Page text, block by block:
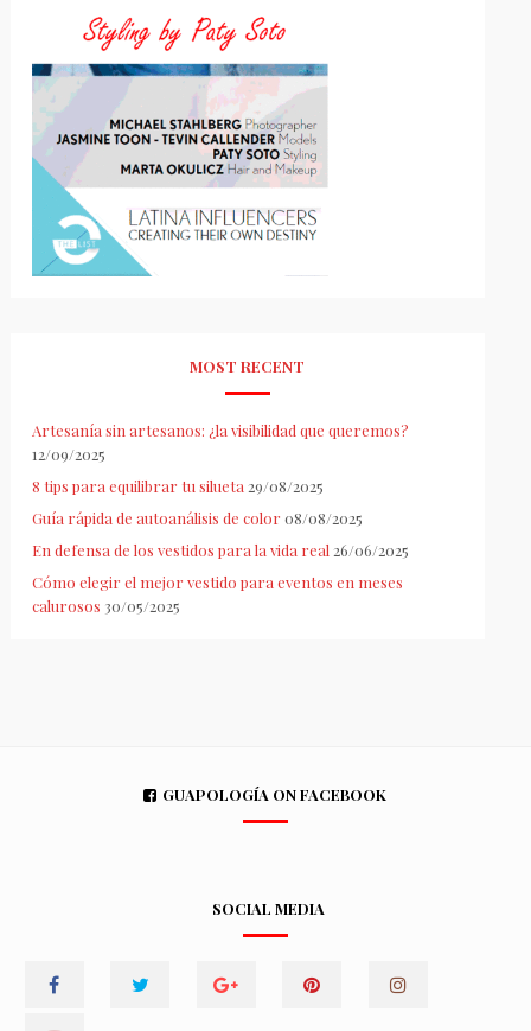
MOST RECENT
Artesanía sin artesanos: ¿la visibilidad que queremos?
12/09/2025
8 tips para equilibrar tu silueta 29/08/2025
Guía rápida de autoanálisis de color 08/08/2025
En defensa de los vestidos para la vida real 26/06/2025
Cómo elegir el mejor vestido para eventos en meses
calurosos 30/05/2025
GUAPOLOGÍA ON FACEBOOK
SOCIAL MEDIA